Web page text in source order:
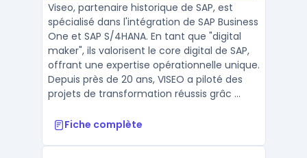
Viseo, partenaire historique de SAP, est
spécialisé dans l'intégration de SAP Business
One et SAP S/4HANA. En tant que "digital
maker", ils valorisent le core digital de SAP,
offrant une expertise opérationnelle unique.
Depuis près de 20 ans, VISEO a piloté des
projets de transformation réussis grâc ...
Fiche complète